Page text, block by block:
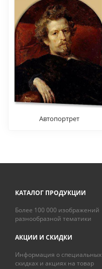
Автопортрет
КАТАЛОГ ПРОДУКЦИИ
Более 100 000 изображений
разнообразной тематики
АКЦИИ И СКИДКИ
Информация о специальных
скидках и акциях на товар